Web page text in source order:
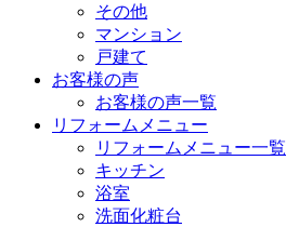
その他
マンション
戸建て
お客様の声
お客様の声一覧
リフォームメニュー
リフォームメニュー一覧
キッチン
浴室
洗面化粧台